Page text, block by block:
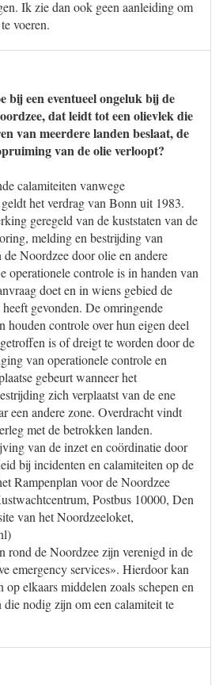
Ik zie dan ook geen aanleiding om
voeren.
bij een eventueel ongeluk bij de
dat leidt tot een olievlek die
van meerdere landen beslaat, de
van de olie verloopt?
calamiteiten vanwege
het verdrag van Bonn uit 1983.
geregeld van de kuststaten van de
melding en bestrijding van
Noordzee door olie en andere
operationele controle is in handen van
doet en in wiens gebied de
gevonden. De omringende
houden controle over hun eigen deel
is of dreigt te worden door de
van operationele controle en
gebeurt wanneer het
zich verplaatst van de ene
een andere zone. Overdracht vindt
met de betrokken landen.
van de inzet en coördinatie door
bij incidenten en calamiteiten op de
Rampenplan voor de Noordzee
Postbus 10000, Den
van het Noordzeeloket,
rond de Noordzee zijn verenigd in de
emergency services». Hierdoor kan
op elkaars middelen zoals schepen en
nodig zijn om een calamiteit te